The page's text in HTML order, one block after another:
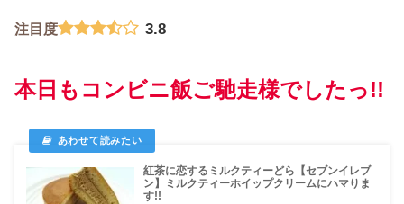
注目度 3.8
本日もコンビニ飯ご馳走様でしたっ!!
紅茶に恋するミルクティーどら【セブンイレブ
ン】ミルクティーホイップクリームにハマりま
す!!